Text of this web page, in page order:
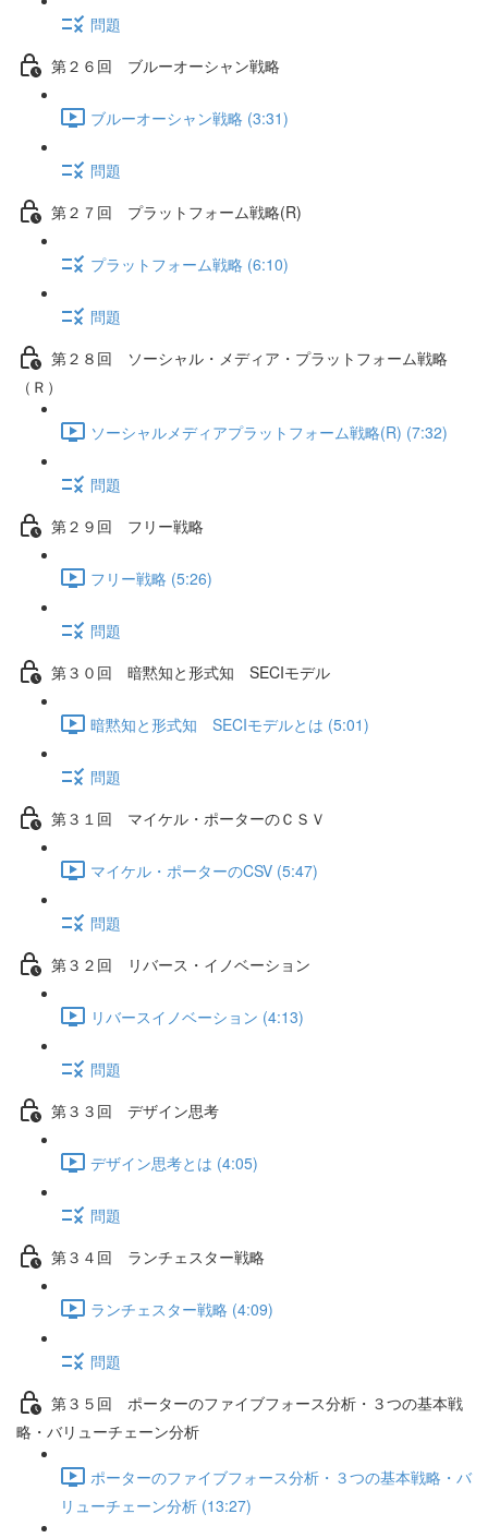
問題
第２６回 ブルーオーシャン戦略
ブルーオーシャン戦略 (3:31)
問題
第２７回 プラットフォーム戦略(R)
プラットフォーム戦略 (6:10)
問題
第２８回 ソーシャル・メディア・プラットフォーム戦略
（Ｒ）
ソーシャルメディアプラットフォーム戦略(R) (7:32)
問題
第２９回 フリー戦略
フリー戦略 (5:26)
問題
第３０回 暗黙知と形式知 SECIモデル
暗黙知と形式知 SECIモデルとは (5:01)
問題
第３１回 マイケル・ポーターのＣＳＶ
マイケル・ポーターのCSV (5:47)
問題
第３２回 リバース・イノベーション
リバースイノベーション (4:13)
問題
第３３回 デザイン思考
デザイン思考とは (4:05)
問題
第３４回 ランチェスター戦略
ランチェスター戦略 (4:09)
問題
第３５回 ポーターのファイブフォース分析・３つの基本戦
略・バリューチェーン分析
ポーターのファイブフォース分析・３つの基本戦略・バ
リューチェーン分析 (13:27)